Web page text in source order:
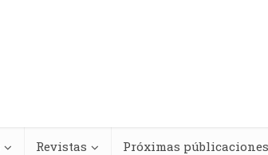
Revistas Próximas públicaciones